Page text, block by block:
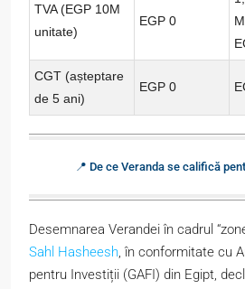
TVA (EGP 10M
unitate)
EGP 0
CGT (așteptare
de 5 ani)
EGP 0
📍 De ce Veranda se califică
Desemnarea Verandei în cadrul
Sahl Hasheesh , în conformitate cu
pentru Investiții (GAFI) din Egipt,